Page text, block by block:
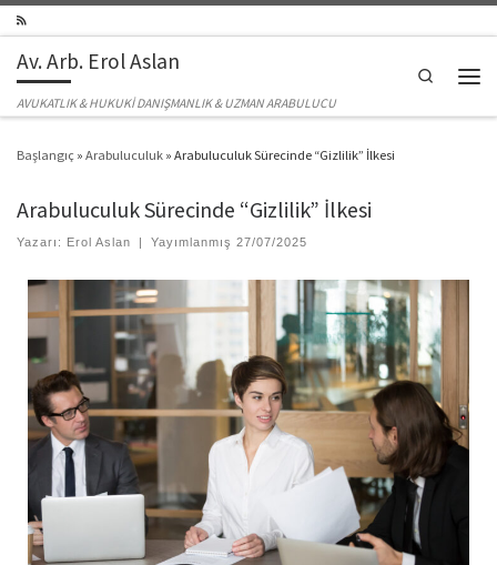
Av. Arb. Erol Aslan
AVUKATLIK & HUKUKİ DANIŞMANLIK & UZMAN ARABULUCU
Search
Başlangıç » Arabuluculuk » Arabuluculuk Sürecinde “Gizlilik” İlkesi
Arabuluculuk Sürecinde “Gizlilik” İlkesi
Yazarı: Erol Aslan | Yayımlanmış 27/07/2025